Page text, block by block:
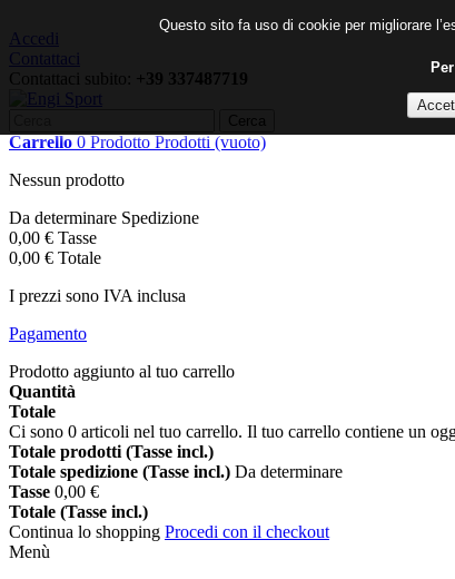
Accedi
Contattaci
Contattaci subito: +39 337487719
Cerca
Carrello 0 Prodotto Prodotti (vuoto)
Nessun prodotto
Da determinare Spedizione
0,00 € Tasse
0,00 € Totale
I prezzi sono IVA inclusa
Pagamento
Prodotto aggiunto al tuo carrello
Quantità
Totale
Ci sono 0 articoli nel tuo carrello. Il tuo carrello contiene un
Totale prodotti (Tasse incl.)
Totale spedizione (Tasse incl.) Da determinare
Tasse 0,00 €
Totale (Tasse incl.)
Continua lo shopping Procedi con il checkout
Menù
Questo sito fa uso di cookie per migliorare